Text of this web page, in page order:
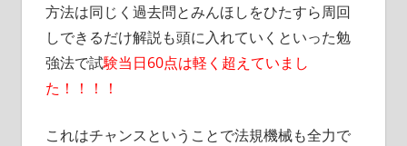
方法は同じく過去問とみんほしをひたすら周回
しできるだけ解説も頭に入れていくといった勉
強法で試験当日60点は軽く超えていまし
た！！！！
これはチャンスということで法規機械も全力で